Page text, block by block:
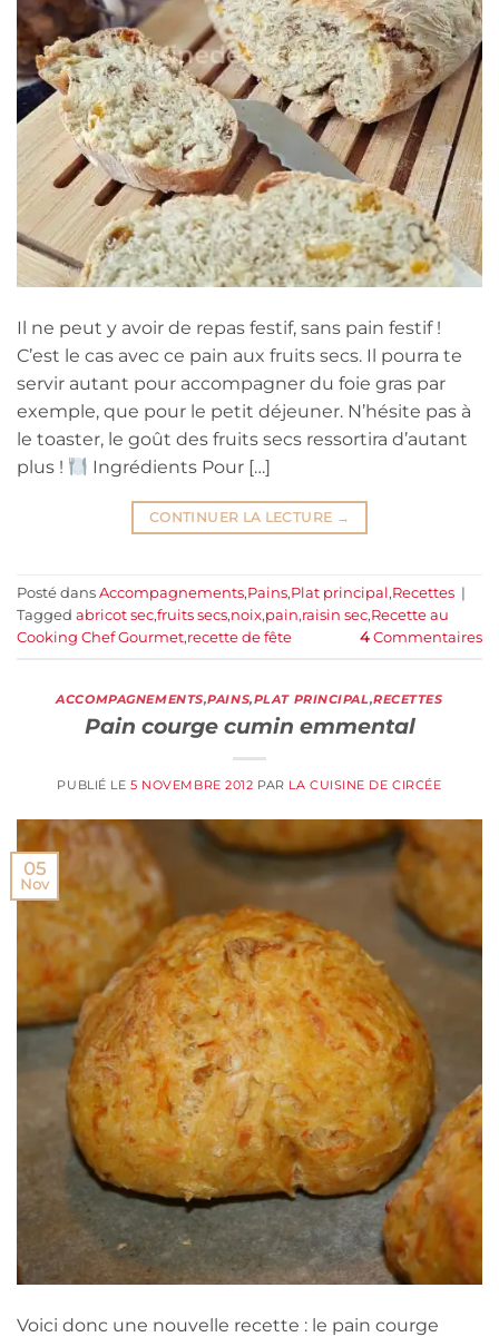
Il ne peut y avoir de repas festif, sans pain festif !
C’est le cas avec ce pain aux fruits secs. Il pourra te
servir autant pour accompagner du foie gras par
exemple, que pour le petit déjeuner. N’hésite pas à
le toaster, le goût des fruits secs ressortira d’autant
plus !
Ingrédients Pour […]
CONTINUER LA LECTURE →
Posté dans Accompagnements,Pains,Plat principal,Recettes |
Tagged abricot sec,fruits secs,noix,pain,raisin sec,Recette au
Cooking Chef Gourmet,recette de fête 4 Commentaires
ACCOMPAGNEMENTS,PAINS,PLAT PRINCIPAL,RECETTES
Pain courge cumin emmental
PUBLIÉ LE5 NOVEMBRE 2012 PAR LA CUISINE DE CIRCÉE
05
Nov
Voici donc une nouvelle recette : le pain courge